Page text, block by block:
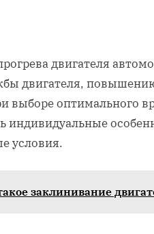
двигателя
двигателя,
выборе оптимального
индивидуальные
условия.
заклинивание